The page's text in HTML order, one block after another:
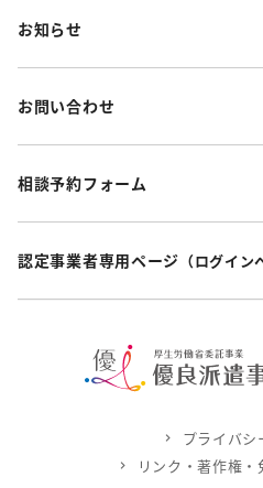
お知らせ
お問い合わせ
相談予約フォーム
認定事業者専用ページ （ログイン
プライバシ
リンク・著作権